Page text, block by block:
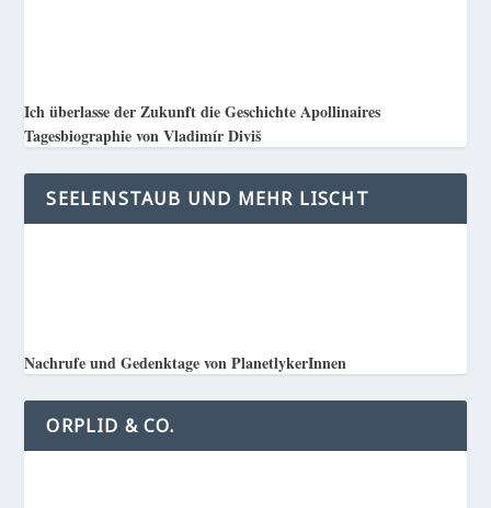
Ich überlasse der Zukunft die Geschichte Apollinaires
Tagesbiographie von Vladimír Diviš
SEELENSTAUB UND MEHR LISCHT
Nachrufe und Gedenktage von PlanetlykerInnen
ORPLID & CO.